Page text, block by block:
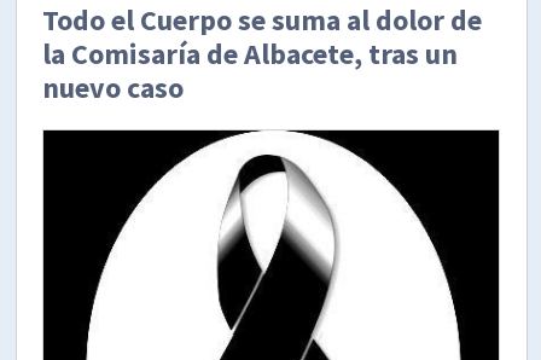
Todo el Cuerpo se suma al dolor de
la Comisaría de Albacete, tras un
nuevo caso